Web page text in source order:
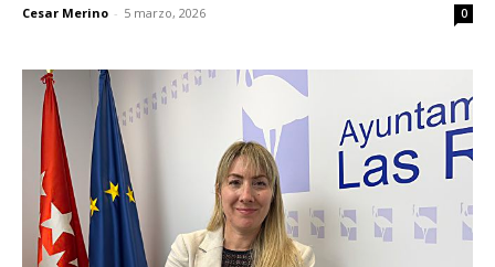
Cesar Merino - 5 marzo, 2026 0